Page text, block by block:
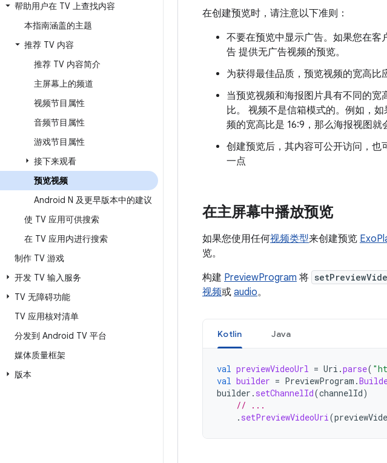
帮助用户在 TV 上查找内容
本指南涵盖的主题
推荐 TV 内容
推荐 TV 内容简介
主屏幕上的频道
视频节目属性
音频节目属性
游戏节目属性
接下来观看
预览视频
Android N 及更早版本中的建议
使 TV 应用可供搜索
在 TV 应用内进行搜索
制作 TV 游戏
开发 TV 输入服务
TV 无障碍功能
TV 应用核对清单
分发到 Android TV 平台
媒体质量框架
版本
在创建预览时，请注意以下准则：
不要在预览中显示广告。如果您在
告 提供无广告视频的预览。
为获得最佳品质，预览视频的宽高比
当预览视频和海报图片具有不同的
比。 视频不是信箱模式的。例如，
频的宽高比是 16:9，那么海报视图就
创建预览后，其内容可公开访问，也
一点
在主屏幕中播放预览
如果您使用任何视频类型来创建预览
览。
构建 PreviewProgram 将
视频或 audio。
Kotlin Java
val previewVideoUrl = Uri .parse(
val builder = PreviewProgram .
builder . setChannelId(channelId)
// ...
. setPreviewVideoUri(